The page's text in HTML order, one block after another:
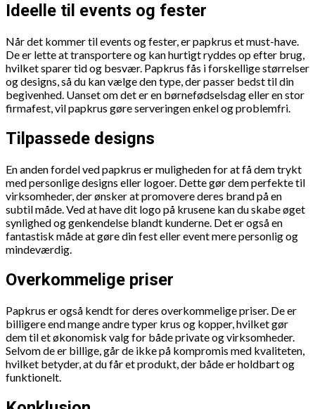
Ideelle til events og fester
Når det kommer til events og fester, er papkrus et must-have.
De er lette at transportere og kan hurtigt ryddes op efter brug,
hvilket sparer tid og besvær. Papkrus fås i forskellige størrelser
og designs, så du kan vælge den type, der passer bedst til din
begivenhed. Uanset om det er en børnefødselsdag eller en stor
firmafest, vil papkrus gøre serveringen enkel og problemfri.
Tilpassede designs
En anden fordel ved papkrus er muligheden for at få dem trykt
med personlige designs eller logoer. Dette gør dem perfekte til
virksomheder, der ønsker at promovere deres brand på en
subtil måde. Ved at have dit logo på krusene kan du skabe øget
synlighed og genkendelse blandt kunderne. Det er også en
fantastisk måde at gøre din fest eller event mere personlig og
mindeværdig.
Overkommelige priser
Papkrus er også kendt for deres overkommelige priser. De er
billigere end mange andre typer krus og kopper, hvilket gør
dem til et økonomisk valg for både private og virksomheder.
Selvom de er billige, går de ikke på kompromis med kvaliteten,
hvilket betyder, at du får et produkt, der både er holdbart og
funktionelt.